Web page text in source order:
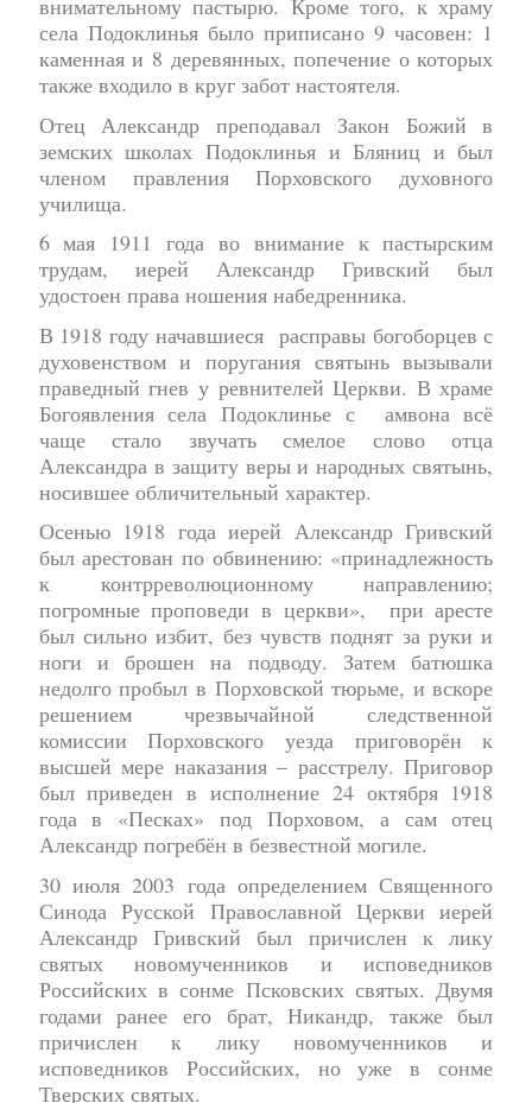
внимательному пастырю. Кроме того, к храму
села Подоклинья было приписано 9 часовен: 1
каменная и 8 деревянных, попечение о которых
также входило в круг забот настоятеля.
Отец Александр преподавал Закон Божий в
земских школах Подоклинья и Бляниц и был
членом правления Порховского духовного
училища.
6 мая 1911 года во внимание к пастырским
трудам, иерей Александр Гривский был
удостоен права ношения набедренника.
В 1918 году начавшиеся расправы богоборцев с
духовенством и поругания святынь вызывали
праведный гнев у ревнителей Церкви. В храме
Богоявления села Подоклинье с амвона всё
чаще стало звучать смелое слово отца
Александра в защиту веры и народных святынь,
носившее обличительный характер.
Осенью 1918 года иерей Александр Гривский
был арестован по обвинению: «принадлежность
к контрреволюционному направлению;
погромные проповеди в церкви», при аресте
был сильно избит, без чувств поднят за руки и
ноги и брошен на подводу. Затем батюшка
недолго пробыл в Порховской тюрьме, и вскоре
решением чрезвычайной следственной
комиссии Порховского уезда приговорён к
высшей мере наказания – расстрелу. Приговор
был приведен в исполнение 24 октября 1918
года в «Песках» под Порховом, а сам отец
Александр погребён в безвестной могиле.
30 июля 2003 года определением Священного
Синода Русской Православной Церкви иерей
Александр Гривский был причислен к лику
святых новомученников и исповедников
Российских в сонме Псковских святых. Двумя
годами ранее его брат, Никандр, также был
причислен к лику новомученников и
исповедников Российских, но уже в сонме
Тверских святых.